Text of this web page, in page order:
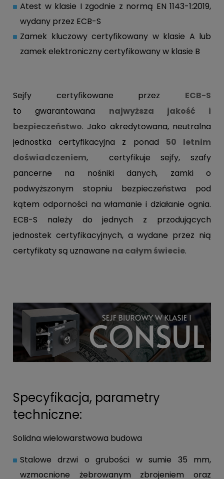
Atest w klasie I zgodnie z normą EN 1143-1:2019,
wydany przez ECB-S
Zamek kluczowy certyfikowany w klasie A lub
zamek elektroniczny certyfikowany w klasie B
Sejfy certyfikowane przez ECB-S
to gwarantowana najwyższa jakość i
bezpieczeństwo. Jako akredytowana, neutralna
jednostka certyfikacyjna z ponad 50 letnim
doświadczeniem, certyfikuje sejfy, szafy
pancerne na nośniki danych, zamki o
podwyższonym stopniu bezpieczeństwa pod
kątem odporności na włamanie i działanie ognia.
ECB-S należy do jednych z przodujących
jednostek certyfikacyjnych, a wydane przez nią
certyfikaty są uznawane na całym świecie.
Specyfikacja, parametry
techniczne:
Solidna wielowarstwowa budowa
Stalowe drzwi o grubości w sumie 35 mm,
wzmocnione żebrowanym zbrojeniem oraz